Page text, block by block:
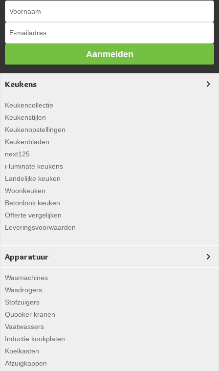
Aanmelden
Keukens
Keukencollectie
Keukenstijlen
Keukenopstellingen
Keukenbladen
next125
i-luminate keukens
Landelijke keuken
Woonkeuken
Betonlook keuken
Offerte vergelijken
Leveringsvoorwaarden
Apparatuur
Wasmachines
Wasdrogers
Stofzuigers
Quooker kranen
Vaatwassers
Inductie kookplaten
Koelkasten
Afzuigkappen